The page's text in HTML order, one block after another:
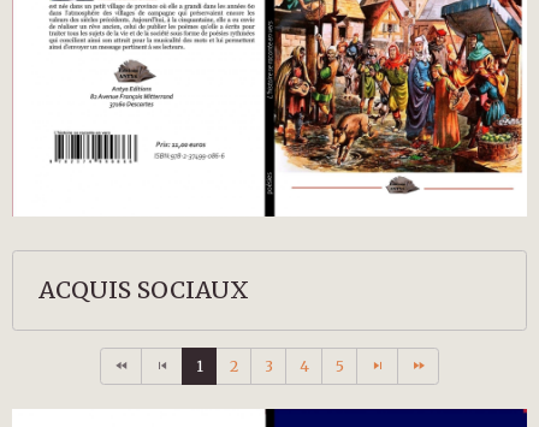
ACQUIS SOCIAUX
1 2 3 4 5